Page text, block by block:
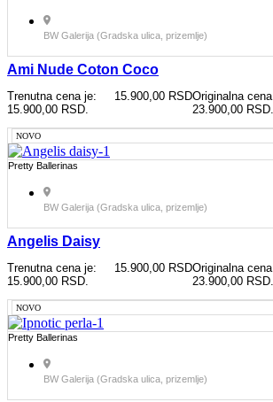
BW Galerija (Gradska ulica, prizemlje)
Ami Nude Coton Coco
Originalna
23.900,00 RSD.
15.900,00 RSD
Trenutna cena je:
15.900,00 RSD.
NOVO
Pretty Ballerinas
BW Galerija (Gradska ulica, prizemlje)
Angelis Daisy
Originalna
23.900,00 RSD.
15.900,00 RSD
Trenutna cena je:
15.900,00 RSD.
NOVO
Pretty Ballerinas
BW Galerija (Gradska ulica, prizemlje)